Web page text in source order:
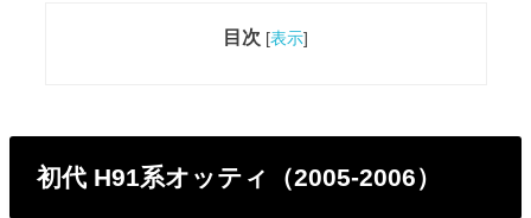
目次 [表示]
初代 H91系オッティ（2005-2006）